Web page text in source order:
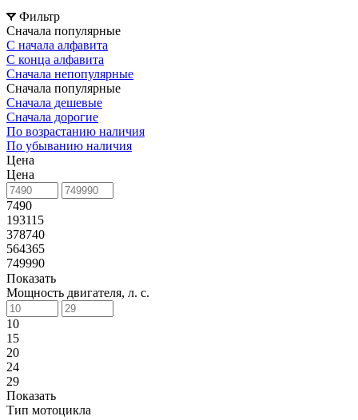
Фильтр
Сначала популярные
С начала алфавита
С конца алфавита
Сначала непопулярные
Сначала популярные
Сначала дешевые
Сначала дорогие
По возрастанию наличия
По убыванию наличия
Цена
Цена
7490
193115
378740
564365
749990
Показать
Мощность двигателя, л. с.
10
15
20
24
29
Показать
Тип мотоцикла